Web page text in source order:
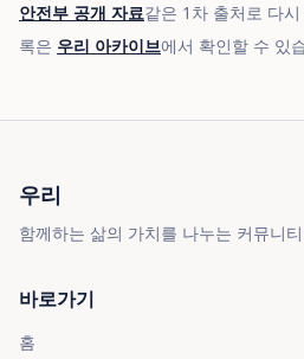
안전부 공개 자료같은 1차 출처로 다
록은 우리 아카이브에서 확인할 수 있
우리
함께하는 삶의 가치를 나누는 커뮤니
바로가기
홈